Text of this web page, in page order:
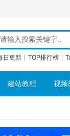
日更新 TOP排行榜
建站教程 视频